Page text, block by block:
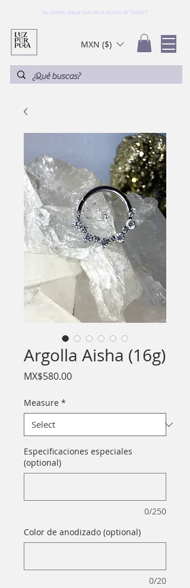
No olvides checar todo en la sección de "Extras"!
MXN ($)
Argolla Aisha (16g)
MX$580.00Price
Measure *
Especificaciones especiales
(optional)
0/250
Color de anodizado (optional)
0/20